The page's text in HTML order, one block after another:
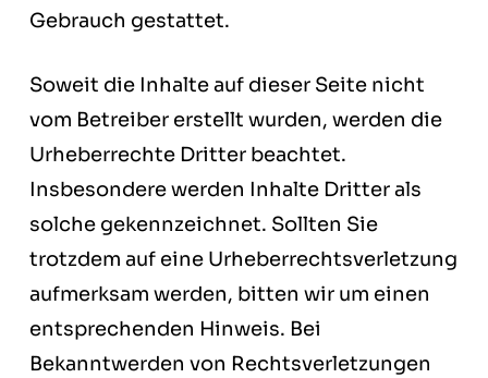
Gebrauch gestattet.
Soweit die Inhalte auf dieser Seite nicht
vom Betreiber erstellt wurden, werden die
Urheberrechte Dritter beachtet.
Insbesondere werden Inhalte Dritter als
solche gekennzeichnet. Sollten Sie
trotzdem auf eine Urheberrechtsverletzung
aufmerksam werden, bitten wir um einen
entsprechenden Hinweis. Bei
Bekanntwerden von Rechtsverletzungen